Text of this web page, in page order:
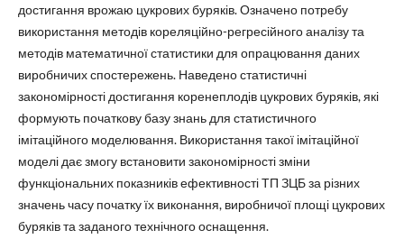
достигання врожаю цукрових буряків. Означено потребу
використання методів кореляційно-регресійного аналізу та
методів математичної статистики для опрацювання даних
виробничих спостережень. Наведено статистичні
закономірності достигання коренеплодів цукрових буряків, які
формують початкову базу знань для статистичного
імітаційного моделювання. Використання такої імітаційної
моделі дає змогу встановити закономірності зміни
функціональних показників ефективності ТП ЗЦБ за різних
значень часу початку їх виконання, виробничої площі цукрових
буряків та заданого технічного оснащення.